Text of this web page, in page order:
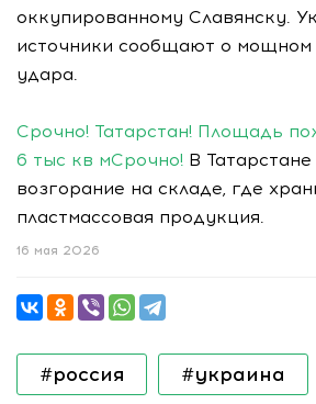
оккупированному Славянску.
источники сообщают о мощном
удара.
Срочно! Татарстан! Площадь
6 тыс кв мСрочно! В
возгорание на складе, где
пластмассовая продукция.
16 мая 2026
#россия #украина